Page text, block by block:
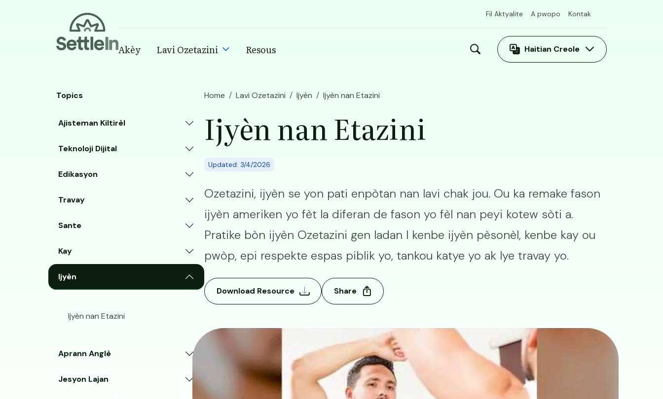
Skip to main content
Fil Aktyalite A pwopo Kontak
Akèy Lavi Ozetazini Resous Haitian Creole
Main navigation
Topics
Ajisteman Kiltirèl
Teknoloji Dijital
Edikasyon
Travay
Sante
Kay
Ijyèn
Ijyèn nan Etazini
Aprann Anglè
Jesyon Lajan
Home Lavi Ozetazini Ijyèn Ijyèn nan Etazini
Ijyèn nan Etazini
Updated: 3/4/2026
Ozetazini, ijyèn se yon pati enpòtan nan lavi chak jou. Ou ka remake fason
ijyèn ameriken yo fèt la diferan de fason yo fèl nan peyi kotew sòti a.
Pratike bòn ijyèn Ozetazini gen ladan l kenbe ijyèn pèsonèl, kenbe kay ou
pwòp, epi respekte espas piblik yo, tankou katye yo ak lye travay yo.
Download Resource Share